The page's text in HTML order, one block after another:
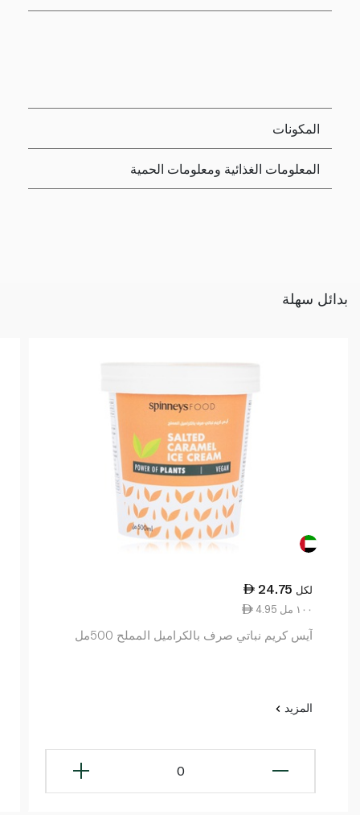
المكونات
المعلومات الغذائية ومعلومات الحمية
بدائل سهلة
24.75 لكل
4.95 ١٠٠ مل
آيس كريم نباتي صرف بالكراميل المملح 500مل
المزيد
0